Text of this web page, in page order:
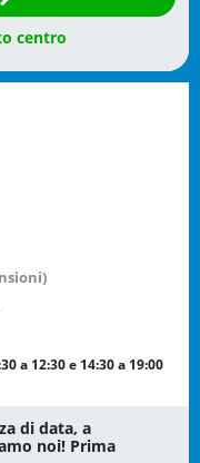
centro
a 12:30e 14:30 a 19:00
di data, a
noi! Prima